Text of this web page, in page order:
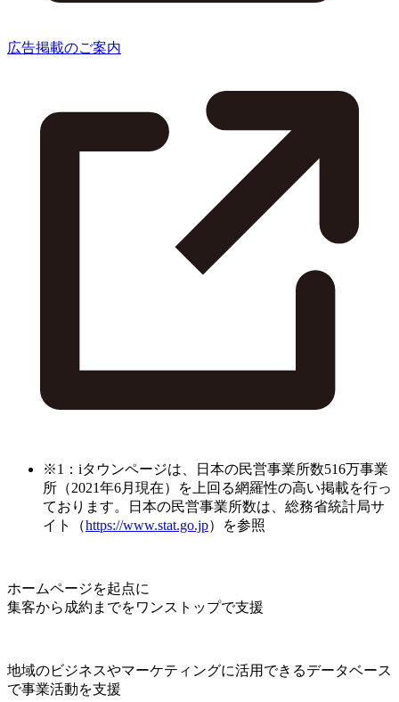
広告掲載のご案内
※1：iタウンページは、日本の民営事業所数516万事業
所（2021年6月現在）を上回る網羅性の高い掲載を行っ
ております。日本の民営事業所数は、総務省統計局サ
イト（https://www.stat.go.jp）を参照
ホームページを起点に
集客から成約までをワンストップで支援
地域のビジネスやマーケティングに活用できるデータベース
で事業活動を支援